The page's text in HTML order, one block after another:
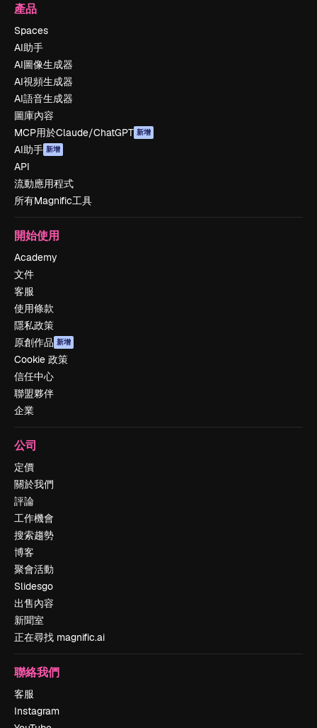
產品
Spaces
AI助手
AI圖像生成器
AI視頻生成器
AI語音生成器
圖庫內容
MCP用於Claude/ChatGPT 新增
AI助手 新增
API
流動應用程式
所有Magnific工具
開始使用
Academy
文件
客服
使用條款
隱私政策
原創作品 新增
Cookie 政策
信任中心
聯盟夥伴
企業
公司
定價
關於我們
評論
工作機會
搜索趨勢
博客
聚會活動
Slidesgo
出售內容
新聞室
正在尋找 magnific.ai
聯絡我們
客服
Instagram